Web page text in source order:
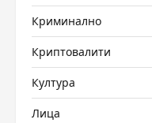
Криминално
Криптовалити
Култура
Лица